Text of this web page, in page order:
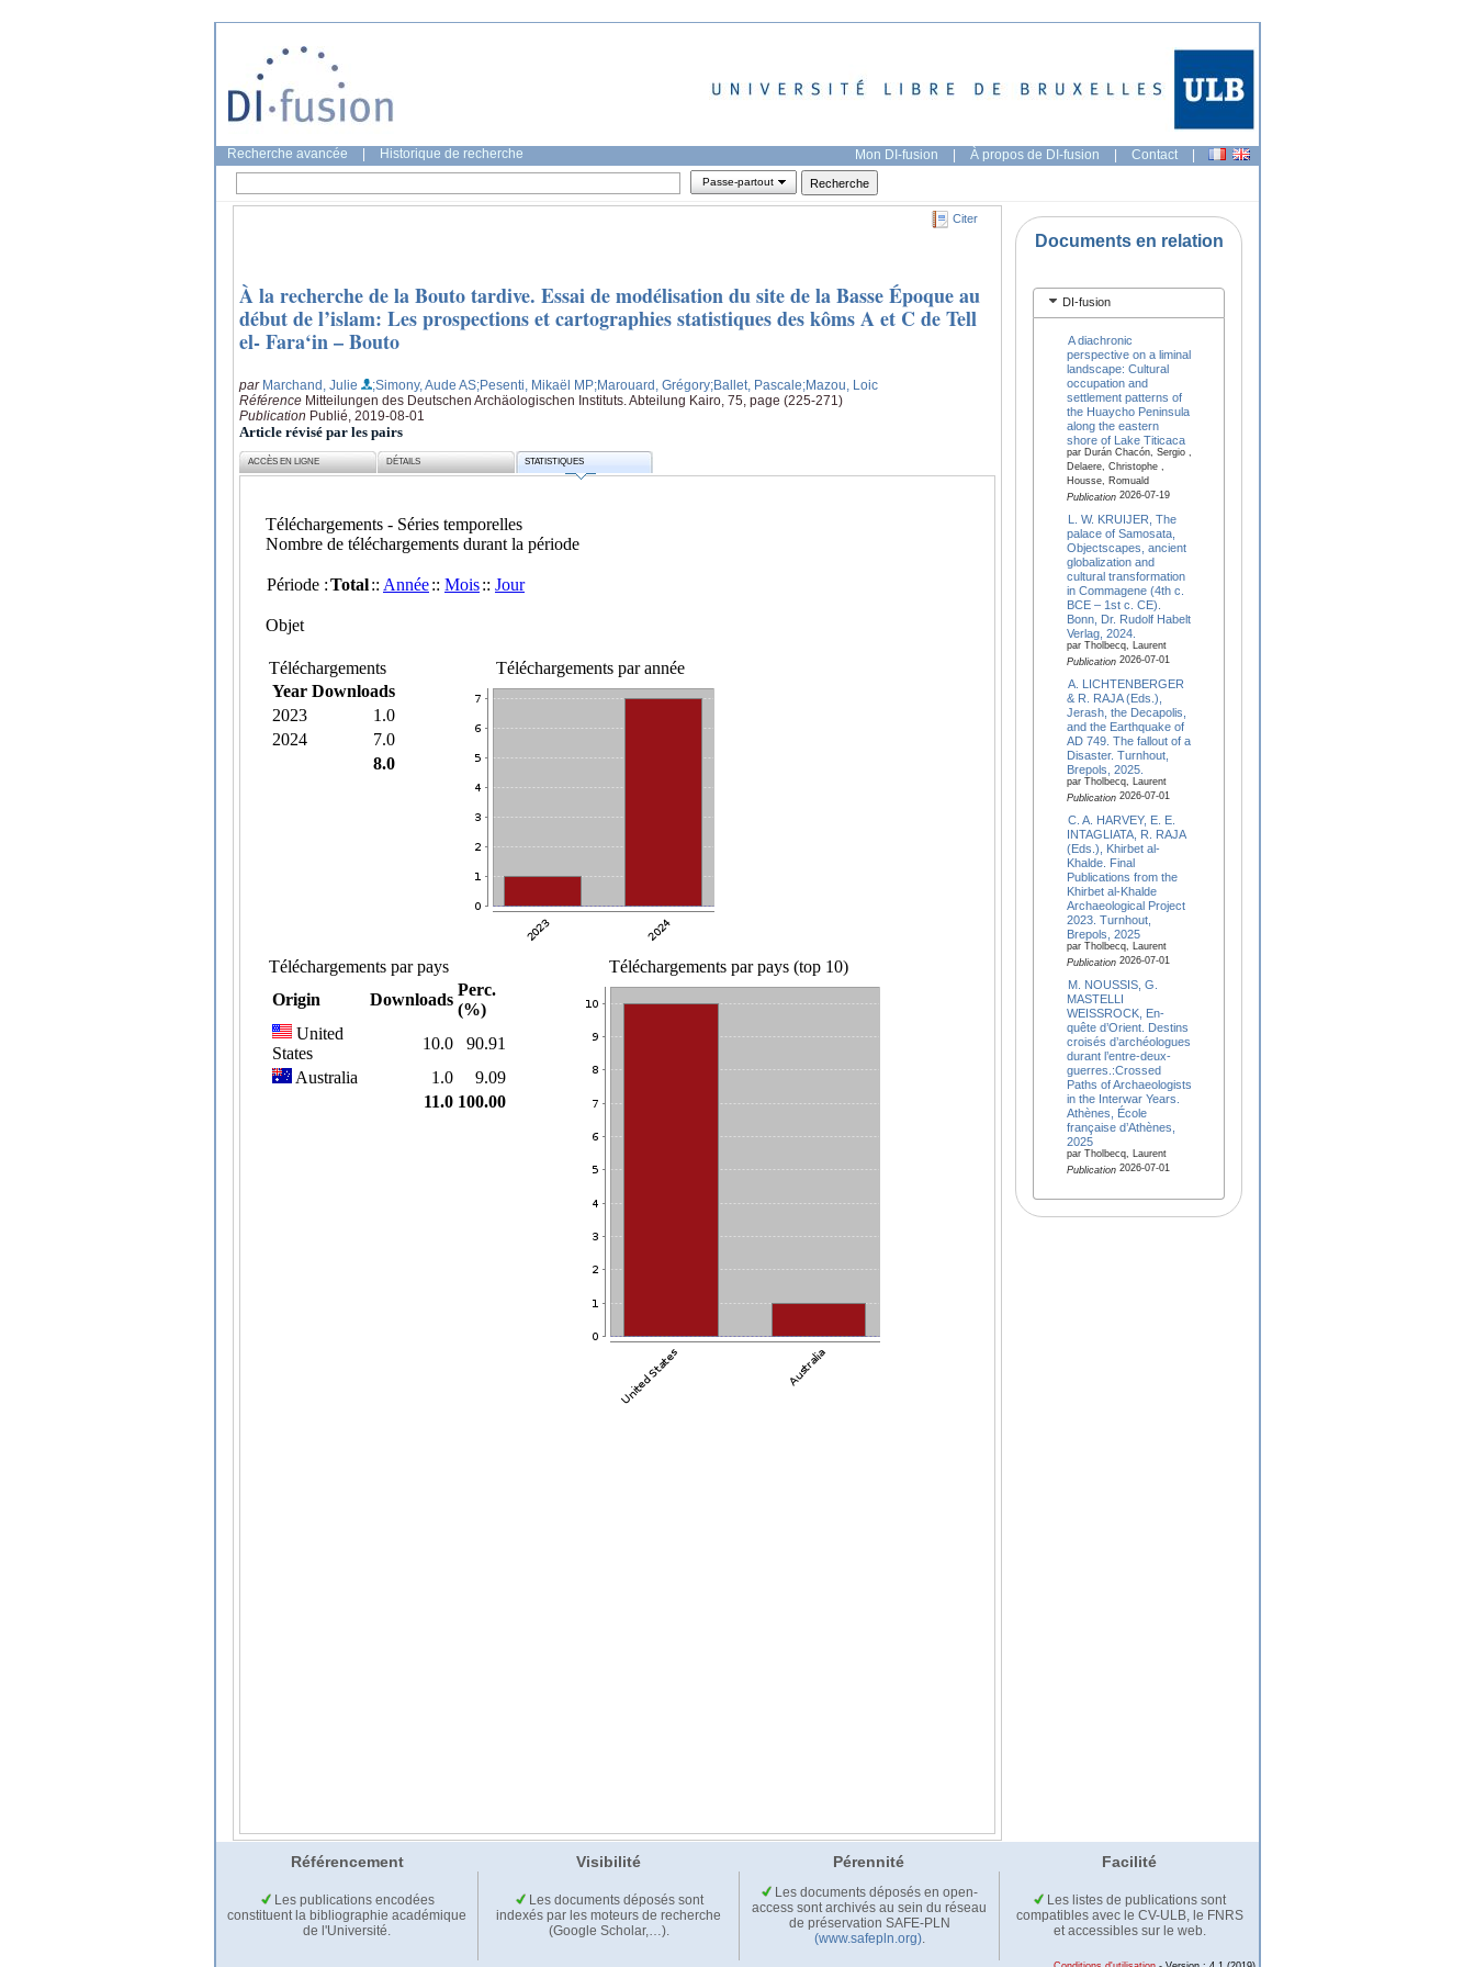
Recherche avancée Historique de recherche Mon DI-fusion | À propos de DI-fusion | Contact |
Passe-partout
Citer
À la recherche de la Bouto tardive. Essai de modélisation du site de la Basse Époque au
début de l’islam: Les prospections et cartographies statistiques des kôms A et C de Tell
el- Fara‘in – Bouto
par Marchand, Julie ;Simony, Aude AS;Pesenti, Mikaël MP;Marouard, Grégory;Ballet, Pascale;Mazou, Loic
Référence Mitteilungen des Deutschen Archäologischen Instituts. Abteilung Kairo, 75, page (225-271)
Publication Publié, 2019-08-01
Article révisé par les pairs
ACCÈS EN LIGNE DÉTAILS STATISTIQUES
Documents en relation
DI-fusion
A diachronic
perspective on a liminal
landscape: Cultural
occupation and
settlement patterns of
the Huaycho Peninsula
along the eastern
shore of Lake Titicaca
par Durán Chacón, Sergio ,
Delaere, Christophe ,
Housse, Romuald
Publication2026-07-19
L. W. KRUIJER, The
palace of Samosata,
Objectscapes, ancient
globalization and
cultural transformation
in Commagene (4th c.
BCE – 1st c. CE).
Bonn, Dr. Rudolf Habelt
Verlag, 2024.
par Tholbecq, Laurent
Publication2026-07-01
A. LICHTENBERGER
& R. RAJA (Eds.),
Jerash, the Decapolis,
and the Earthquake of
AD 749. The fallout of a
Disaster. Turnhout,
Brepols, 2025.
par Tholbecq, Laurent
Publication2026-07-01
C. A. HARVEY, E. E.
INTAGLIATA, R. RAJA
(Eds.), Khirbet al-
Khalde. Final
Publications from the
Khirbet al-Khalde
Archaeological Project
2023. Turnhout,
Brepols, 2025
par Tholbecq, Laurent
Publication2026-07-01
M. NOUSSIS, G.
MASTELLI
WEISSROCK, En-
quête d’Orient. Destins
croisés d’archéologues
durant l’entre-deux-
guerres.:Crossed
Paths of Archaeologists
in the Interwar Years.
Athènes, École
française d’Athènes,
2025
par Tholbecq, Laurent
Publication2026-07-01
Référencement Visibilité Pérennité Facilité
Les publications encodées
constituent la bibliographie académique
de l'Université.
Les documents déposés sont
indexés par les moteurs de recherche
(Google Scholar,…).
Les documents déposés en open-
access sont archivés au sein du réseau
de préservation SAFE-PLN
(www.safepln.org).
Les listes de publications sont
compatibles avec le CV-ULB, le FNRS
et accessibles sur le web.